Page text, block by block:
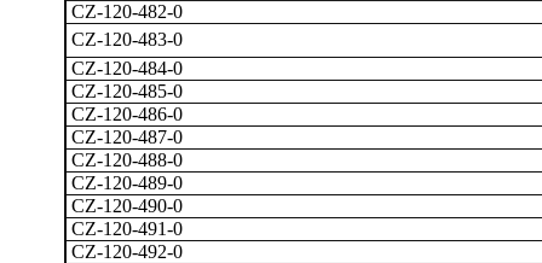
CZ-120-482-0
CZ-120-483-0
CZ-120-484-0
CZ-120-485-0
CZ-120-486-0
CZ-120-487-0
CZ-120-488-0
CZ-120-489-0
CZ-120-490-0
CZ-120-491-0
CZ-120-492-0